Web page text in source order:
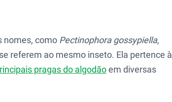
nomes, como Pectinophora gossypiella,
referem ao mesmo inseto. Ela pertence à
pragas do algodãoem diversas